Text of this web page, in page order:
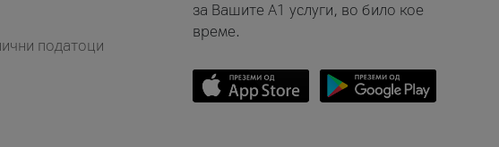
податоци
за Вашите A1 услуги, во било кое
време.